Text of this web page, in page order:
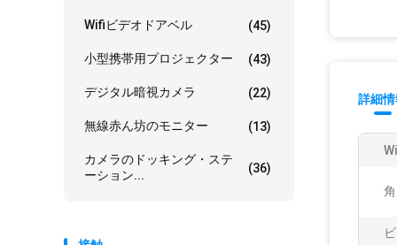
Wifiビデオドアベル (45)
小型携帯用プロジェクター (43)
デジタル暗視カメラ (22)
無線赤ん坊のモニター (13)
カメラのドッキング・ステ
ーション...
(36)
詳細